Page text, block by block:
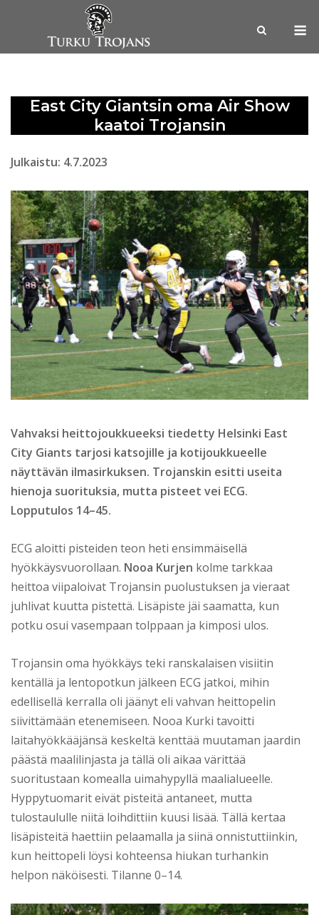
East City Giantsin oma Air Show
kaatoi Trojansin
Julkaistu: 4.7.2023
Vahvaksi heittojoukkueeksi tiedetty Helsinki East
City Giants tarjosi katsojille ja kotijoukkueelle
näyttävän ilmasirkuksen. Trojanskin esitti useita
hienoja suorituksia, mutta pisteet vei ECG.
Lopputulos 14–45.
ECG aloitti pisteiden teon heti ensimmäisellä
hyökkäysvuorollaan. Nooa Kurjen kolme tarkkaa
heittoa viipaloivat Trojansin puolustuksen ja vieraat
juhlivat kuutta pistettä. Lisäpiste jäi saamatta, kun
potku osui vasempaan tolppaan ja kimposi ulos.
Trojansin oma hyökkäys teki ranskalaisen visiitin
kentällä ja lentopotkun jälkeen ECG jatkoi, mihin
edellisellä kerralla oli jäänyt eli vahvan heittopelin
siivittämään etenemiseen. Nooa Kurki tavoitti
laitahyökkääjänsä keskeltä kenttää muutaman jaardin
päästä maalilinjasta ja tällä oli aikaa värittää
suoritustaan komealla uimahypyllä maalialueelle.
Hyppytuomarit eivät pisteitä antaneet, mutta
tulostaululle niitä loihdittiin kuusi lisää. Tällä kertaa
lisäpisteitä haettiin pelaamalla ja siinä onnistuttiinkin,
kun heittopeli löysi kohteensa hiukan turhankin
helpon näköisesti. Tilanne 0–14.